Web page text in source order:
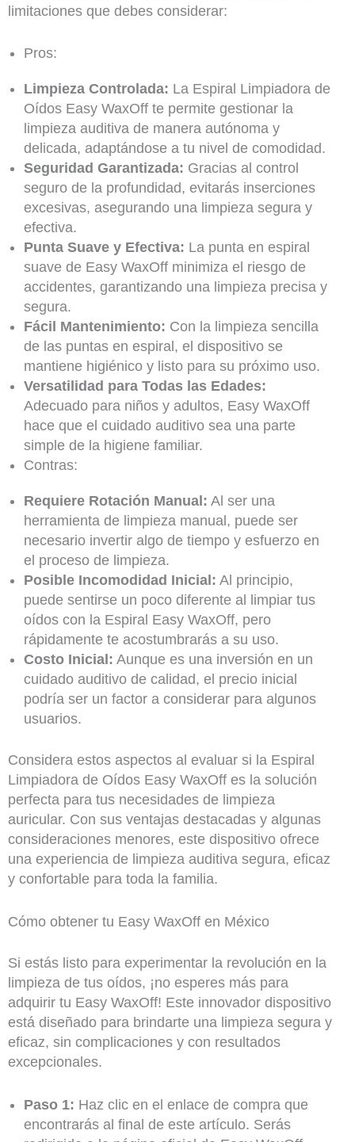
limitaciones que debes considerar:
Pros:
Limpieza Controlada: La Espiral Limpiadora de
Oídos Easy WaxOff te permite gestionar la
limpieza auditiva de manera autónoma y
delicada, adaptándose a tu nivel de comodidad.
Seguridad Garantizada: Gracias al control
seguro de la profundidad, evitarás inserciones
excesivas, asegurando una limpieza segura y
efectiva.
Punta Suave y Efectiva: La punta en espiral
suave de Easy WaxOff minimiza el riesgo de
accidentes, garantizando una limpieza precisa y
segura.
Fácil Mantenimiento: Con la limpieza sencilla
de las puntas en espiral, el dispositivo se
mantiene higiénico y listo para su próximo uso.
Versatilidad para Todas las Edades:
Adecuado para niños y adultos, Easy WaxOff
hace que el cuidado auditivo sea una parte
simple de la higiene familiar.
Contras:
Requiere Rotación Manual: Al ser una
herramienta de limpieza manual, puede ser
necesario invertir algo de tiempo y esfuerzo en
el proceso de limpieza.
Posible Incomodidad Inicial: Al principio,
puede sentirse un poco diferente al limpiar tus
oídos con la Espiral Easy WaxOff, pero
rápidamente te acostumbrarás a su uso.
Costo Inicial: Aunque es una inversión en un
cuidado auditivo de calidad, el precio inicial
podría ser un factor a considerar para algunos
usuarios.
Considera estos aspectos al evaluar si la Espiral
Limpiadora de Oídos Easy WaxOff es la solución
perfecta para tus necesidades de limpieza
auricular. Con sus ventajas destacadas y algunas
consideraciones menores, este dispositivo ofrece
una experiencia de limpieza auditiva segura, eficaz
y confortable para toda la familia.
Cómo obtener tu Easy WaxOff en México
Si estás listo para experimentar la revolución en la
limpieza de tus oídos, ¡no esperes más para
adquirir tu Easy WaxOff! Este innovador dispositivo
está diseñado para brindarte una limpieza segura y
eficaz, sin complicaciones y con resultados
excepcionales.
Paso 1: Haz clic en el enlace de compra que
encontrarás al final de este artículo. Serás